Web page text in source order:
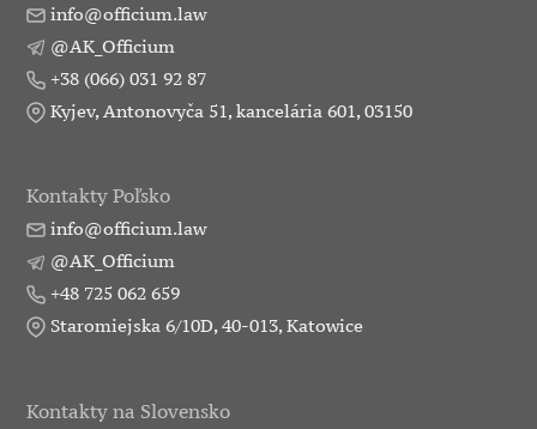
info@officium.law
@AK_Officium
+38 (066) 031 92 87
Kyjev, Antonovyča 51, kancelária 601, 03150
Kontakty Poľsko
info@officium.law
@AK_Officium
+48 725 062 659
Staromiejska 6/10D, 40-013, Katowice
Kontakty na Slovensko